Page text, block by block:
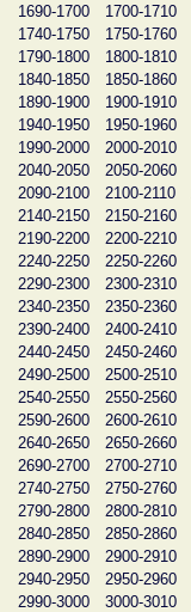
1690-1700
1700-1710
1740-1750
1750-1760
1790-1800
1800-1810
1840-1850
1850-1860
1890-1900
1900-1910
1940-1950
1950-1960
1990-2000
2000-2010
2040-2050
2050-2060
2090-2100
2100-2110
2140-2150
2150-2160
2190-2200
2200-2210
2240-2250
2250-2260
2290-2300
2300-2310
2340-2350
2350-2360
2390-2400
2400-2410
2440-2450
2450-2460
2490-2500
2500-2510
2540-2550
2550-2560
2590-2600
2600-2610
2640-2650
2650-2660
2690-2700
2700-2710
2740-2750
2750-2760
2790-2800
2800-2810
2840-2850
2850-2860
2890-2900
2900-2910
2940-2950
2950-2960
2990-3000
3000-3010